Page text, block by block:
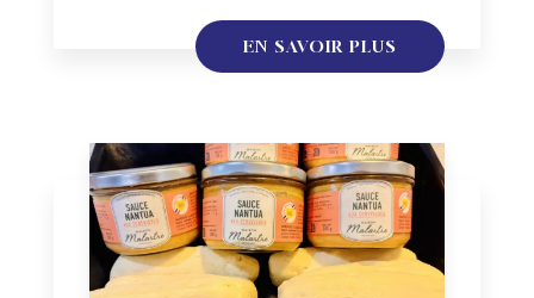
EN SAVOIR PLUS